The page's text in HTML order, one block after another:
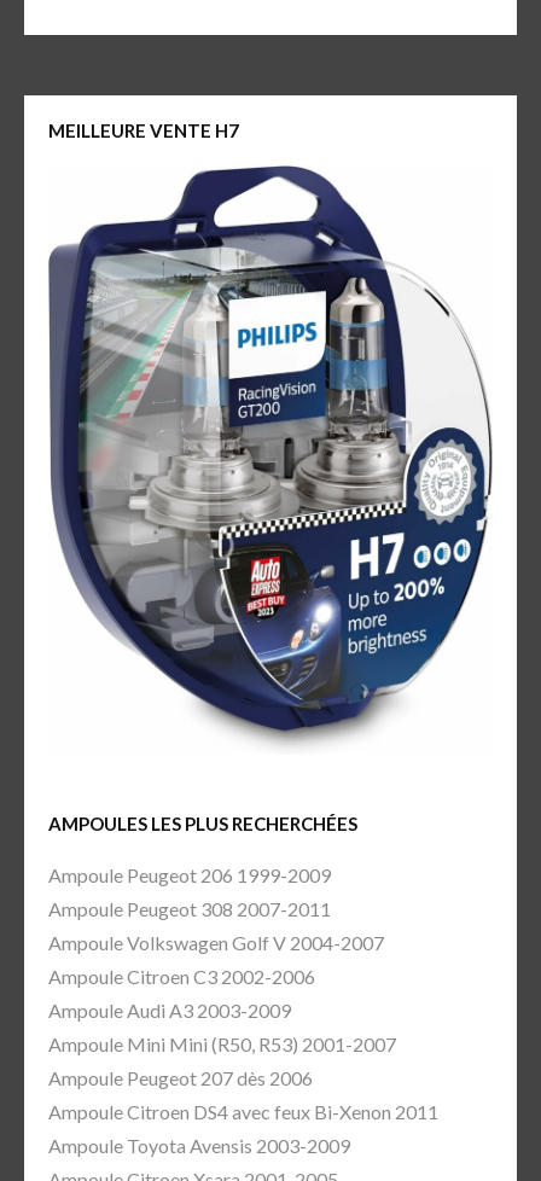
MEILLEURE VENTE H7
AMPOULES LES PLUS RECHERCHÉES
Ampoule Peugeot 206 1999-2009
Ampoule Peugeot 308 2007-2011
Ampoule Volkswagen Golf V 2004-2007
Ampoule Citroen C3 2002-2006
Ampoule Audi A3 2003-2009
Ampoule Mini Mini (R50, R53) 2001-2007
Ampoule Peugeot 207 dès 2006
Ampoule Citroen DS4 avec feux Bi-Xenon 2011
Ampoule Toyota Avensis 2003-2009